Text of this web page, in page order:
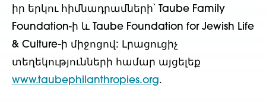
իր երկու հիմնադրամների՝ Taube Family
Foundation-ի և Taube Foundation for Jewish Life
& Culture-ի միջոցով: Լրացուցիչ
տեղեկությունների համար այցելեք
www.taubephilanthropies.org.